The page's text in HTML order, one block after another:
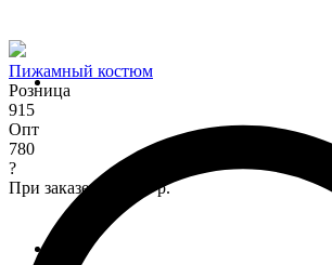
Пижамный костюм
Розница
915
Опт
780
?
При заказе от 7 000 р.